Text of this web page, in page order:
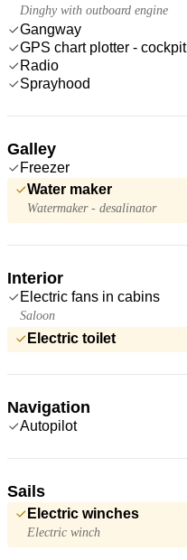
Dinghy with outboard engine
Gangway
GPS chart plotter - cockpit
Radio
Sprayhood
Galley
Freezer
Water maker
Watermaker - desalinator
Interior
Electric fans in cabins
Saloon
Electric toilet
Navigation
Autopilot
Sails
Electric winches
Electric winch